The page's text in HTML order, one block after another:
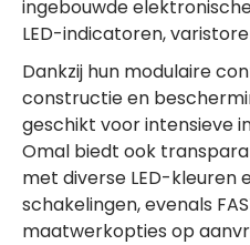
ingebouwde
LED-indicatoren,
Dankzij hun modulaire
constructie en
geschikt voor intensieve
Omal biedt ook
met diverse LED-kleuren
schakelingen, evenals
maatwerkopties op